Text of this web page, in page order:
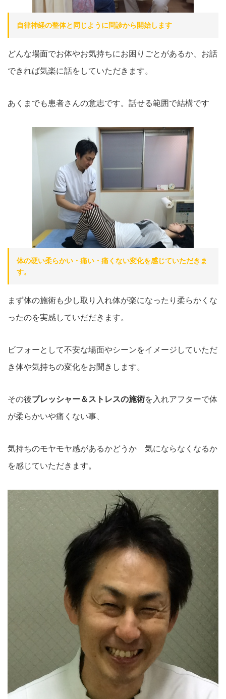
自律神経の整体と同じように問診から開始します
どんな場面でお体やお気持ちにお困りごとがあるか、お話
できれば気楽に話をしていただきます。
あくまでも患者さんの意志です。話せる範囲で結構です
体の硬い柔らかい・痛い・痛くない変化を感じていただきま
す。
まず体の施術も少し取り入れ体が楽になったり柔らかくな
ったのを実感していだだきます。
ビフォーとして不安な場面やシーンをイメージしていただ
き体や気持ちの変化をお聞きします。
その後プレッシャー＆ストレスの施術を入れアフターで体
が柔らかいや痛くない事、
気持ちのモヤモヤ感があるかどうか 気にならなくなるか
を感じていただきます。